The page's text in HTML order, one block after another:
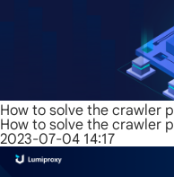
How to solve the crawler
How to solve the crawler
2023-07-04 14:17